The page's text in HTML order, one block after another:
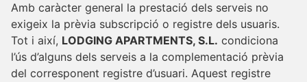
Amb caràcter general la prestació dels serveis no
exigeix la prèvia subscripció o registre dels usuaris.
Tot i així, LODGING APARTMENTS, S.L. condiciona
l’ús d’alguns dels serveis a la complementació prèvia
del corresponent registre d’usuari. Aquest registre